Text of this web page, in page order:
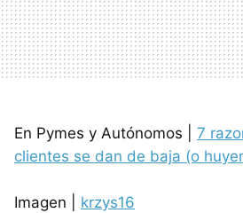
En Pymes y Autónomos | 7
clientes se dan de baja (o
Imagen | krzys16